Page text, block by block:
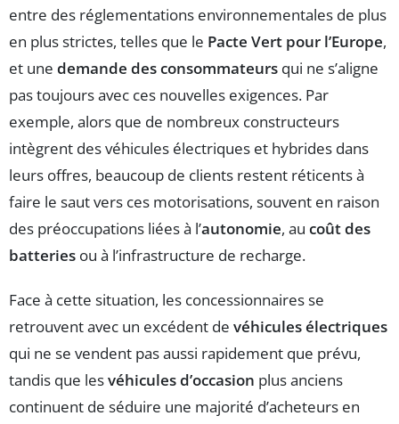
entre des réglementations environnementales de plus
en plus strictes, telles que le Pacte Vert pour l’Europe,
et une demande des consommateurs qui ne s’aligne
pas toujours avec ces nouvelles exigences. Par
exemple, alors que de nombreux constructeurs
intègrent des véhicules électriques et hybrides dans
leurs offres, beaucoup de clients restent réticents à
faire le saut vers ces motorisations, souvent en raison
des préoccupations liées à l’autonomie, au coût des
batteries ou à l’infrastructure de recharge.
Face à cette situation, les concessionnaires se
retrouvent avec un excédent de véhicules électriques
qui ne se vendent pas aussi rapidement que prévu,
tandis que lesvéhicules d’occasion plus anciens
continuent de séduire une majorité d’acheteurs en